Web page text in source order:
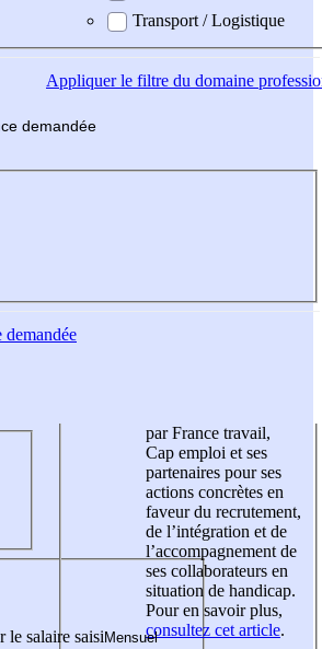
Transport / Logistique
Appliquerle filtre du domaine
demandée
le salaire saisi
par France travail,
Cap emploi et ses
partenaires pour ses
actions concrètes en
faveur du recrutement,
de l’intégration et de
l’accompagnement de
ses collaborateurs en
situation de handicap.
Pour en savoir plus,
consultez cet article.